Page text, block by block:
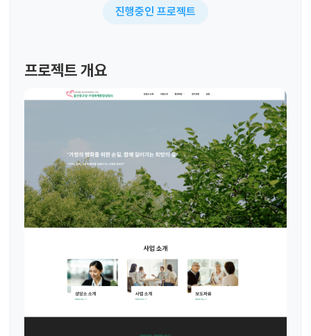
진행중인 프로젝트
프로젝트 개요